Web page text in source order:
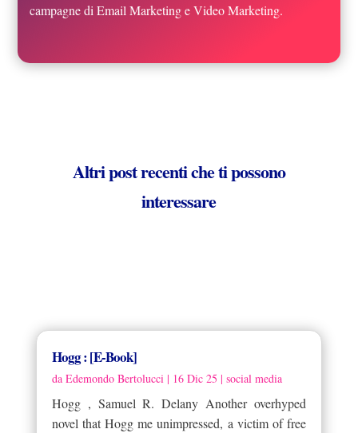
campagne di Email Marketing e Video Marketing.
Altri post recenti che ti possono
interessare
Hogg : [E-Book]
da Edemondo Bertolucci | 16 Dic 25 | social media
Hogg , Samuel R. Delany Another overhyped
novel that Hogg me unimpressed, a victim of free